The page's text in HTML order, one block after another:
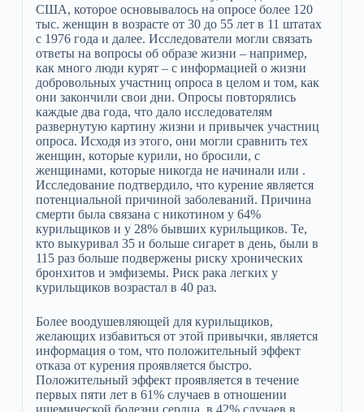
США, которое основывалось на опросе более 120
тыс. женщин в возрасте от 30 до 55 лет в 11 штатах
с 1976 года и далее. Исследователи могли связать
ответы на вопросы об образе жизни – например,
как много люди курят – с информацией о жизни
добровольных участниц опроса в целом и том, как
они закончили свои дни. Опросы повторялись
каждые два года, что дало исследователям
развернутую картину жизни и привычек участниц
опроса. Исходя из этого, они могли сравнить тех
женщин, которые курили, но бросили, с
женщинами, которые никогда не начинали или .
Исследование подтвердило, что курение является
потенциальной причиной заболеваний. Причина
смерти была связана с никотином у 64%
курильщиков и у 28% бывших курильщиков. Те,
кто выкуривал 35 и больше сигарет в день, были в
115 раз больше подвержены риску хронических
бронхитов и эмфиземы. Риск рака легких у
курильщиков возрастал в 40 раз.
Более воодушевляющей для курильщиков,
желающих избавиться от этой привычки, является
информация о том, что положительный эффект
отказа от курения проявляется быстро.
Положительный эффект проявляется в течение
первых пяти лет в 61% случаев в отношении
ишемической болезни сердца, в 42% случаев в